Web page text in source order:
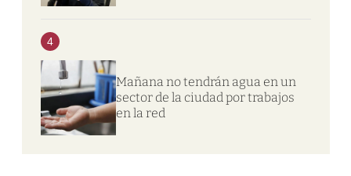
4
Mañana no tendrán agua en un
sector de la ciudad por trabajos
en la red